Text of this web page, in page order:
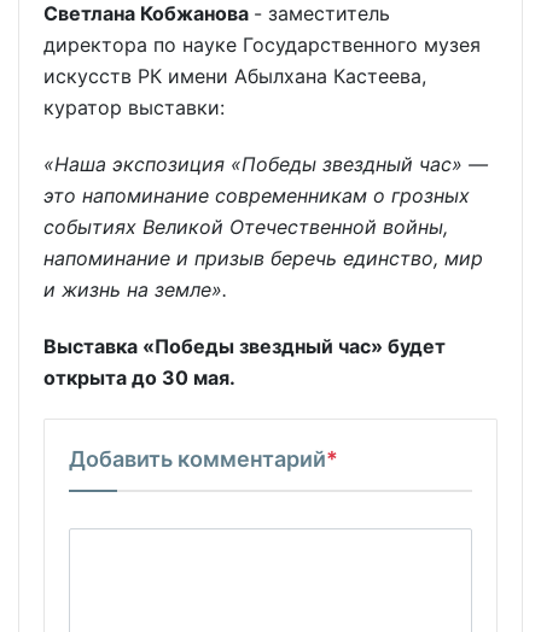
Светлана Кобжанова - заместитель
директора по науке Государственного музея
искусств РК имени Абылхана Кастеева,
куратор выставки:
«Наша экспозиция «Победы звездный час» —
это напоминание современникам о грозных
событиях Великой Отечественной войны,
напоминание и призыв беречь единство, мир
и жизнь на земле».
Выставка «Победы звездный час» будет
открыта до 30 мая.
Добавить комментарий*